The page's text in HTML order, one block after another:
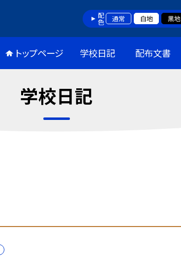
配色 通常 白地 黒地
トップページ 学校日記 配布文書
学校日記